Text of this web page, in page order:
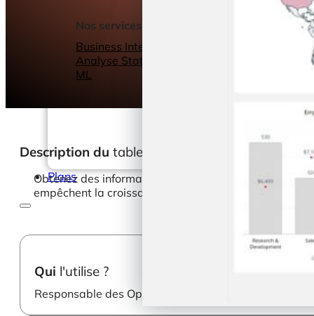
Nos services
Business Intelligence
Analyse Statistique &
ML
Plans
Description du tableau de bord
Obtenez des informations plus approfondies sur la
empêchent la croissance, d’optimiser l’expérience
Qui l'utilise ?
Responsable des Opérations